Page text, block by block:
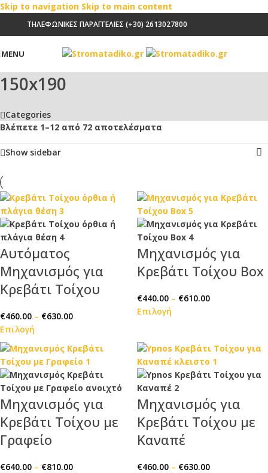
Skip to navigation Skip to main content
ΤΗΛΕΦΩΝΙΚΕΣ ΠΑΡΑΓΓΕΛΙΕΣ (+30) 2613027800
MENU
150x190
Categories
Βλέπετε 1–12 από 72 αποτελέσματα
Show sidebar
Αυτόματος
Μηχανισμός για
Κρεβάτι Τοίχου
€460.00 – €630.00
Επιλογή
Μηχανισμός για
Κρεβάτι Τοίχου Box
€440.00 – €610.00
Επιλογή
Μηχανισμός για
Κρεβάτι Τοίχου με
Γραφείο
€640.00 – €810.00
Μηχανισμός για
Κρεβάτι Τοίχου με
Καναπέ
€460.00 – €630.00